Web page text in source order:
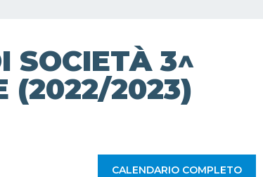
SOCIETÀ 3^
(2022/2023)
CALENDARIO COMPLETO